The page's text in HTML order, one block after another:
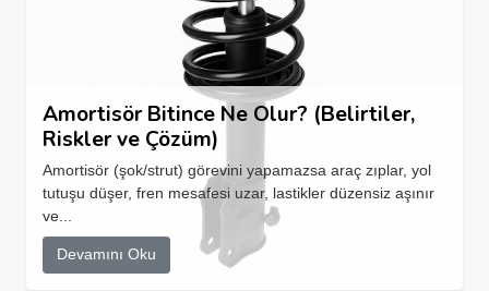
Amortisör Bitince Ne Olur? (Belirtiler,
Riskler ve Çözüm)
Amortisör (şok/strut) görevini yapamazsa araç zıplar, yol
tutuşu düşer, fren mesafesi uzar, lastikler düzensiz aşınır
ve...
Devamını Oku